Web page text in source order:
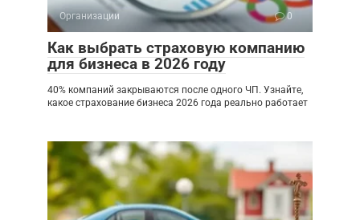
Организации 0
Как выбрать страховую компанию
для бизнеса в 2026 году
40% компаний закрываются после одного ЧП. Узнайте,
какое страхование бизнеса 2026 года реально работает